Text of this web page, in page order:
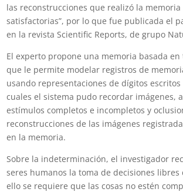
las reconstrucciones que realizó la
satisfactorias”, por lo que fue publicada el
en la revista Scientific Reports, de grupo
El experto propone una memoria basada
que le permite modelar registros de
usando representaciones de dígitos escritos
cuales el sistema pudo recordar imágenes,
estímulos completos e incompletos y
reconstrucciones de las imágenes
en la memoria.
Sobre la indeterminación, el investigador
seres humanos la toma de decisiones libres
ello se requiere que las cosas no estén